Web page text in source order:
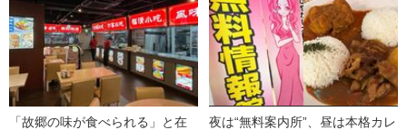
「故郷の味が食べられる」と在
夜は“無料案内所”、昼は本格カレ